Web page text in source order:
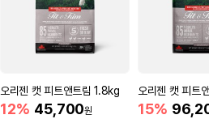
오리젠 캣 피트앤트림 1.8kg
12% 45,700원
오리젠 캣 피트
15%